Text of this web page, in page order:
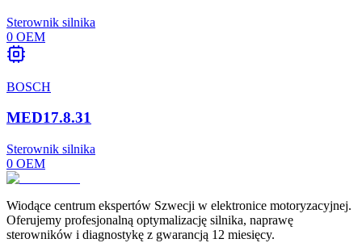
Sterownik silnika
0 OEM
BOSCH
MED17.8.31
Sterownik silnika
0 OEM
Wiodące centrum ekspertów Szwecji w elektronice motoryzacyjnej.
Oferujemy profesjonalną optymalizację silnika, naprawę
sterowników i diagnostykę z gwarancją 12 miesięcy.